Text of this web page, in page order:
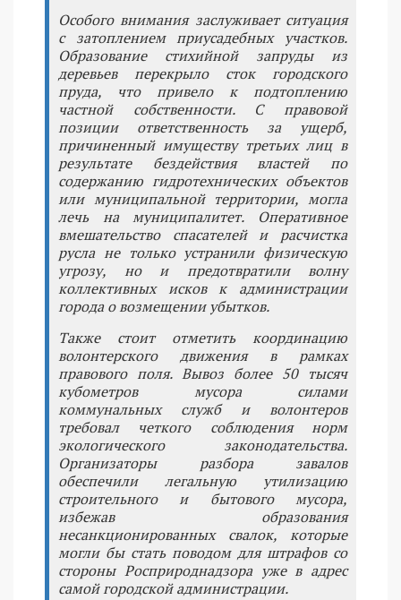
Особого внимания заслуживает ситуация
с затоплением приусадебных участков.
Образование стихийной запруды из
деревьев перекрыло сток городского
пруда, что привело к подтоплению
частной собственности. С правовой
позиции ответственность за ущерб,
причиненный имуществу третьих лиц в
результате бездействия властей по
содержанию гидротехнических объектов
или муниципальной территории, могла
лечь на муниципалитет. Оперативное
вмешательство спасателей и расчистка
русла не только устранили физическую
угрозу, но и предотвратили волну
коллективных исков к администрации
города о возмещении убытков.
Также стоит отметить координацию
волонтерского движения в рамках
правового поля. Вывоз более 50 тысяч
кубометров мусора силами
коммунальных служб и волонтеров
требовал четкого соблюдения норм
экологического законодательства.
Организаторы разбора завалов
обеспечили легальную утилизацию
строительного и бытового мусора,
избежав образования
несанкционированных свалок, которые
могли бы стать поводом для штрафов со
стороны Росприроднадзора уже в адрес
самой городской администрации.